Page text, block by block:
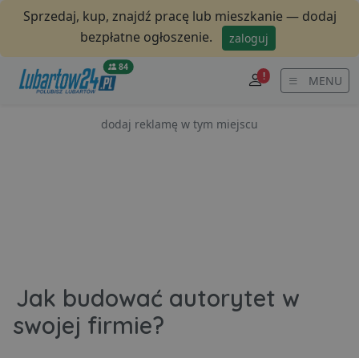
Sprzedaj, kup, znajdź pracę lub mieszkanie — dodaj
bezpłatne ogłoszenie.
zaloguj
84
! MENU
dodaj reklamę w tym miejscu
Jak budować autorytet w
swojej firmie?